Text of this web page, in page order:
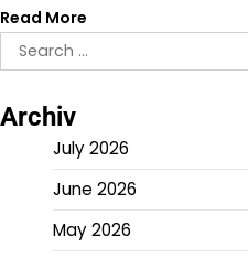
Read More
Search
for:
Archiv
July 2026
June 2026
May 2026